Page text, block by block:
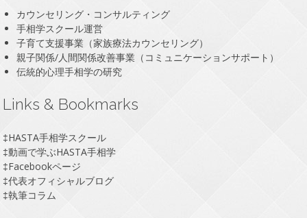
カウンセリング・コンサルティング
手相学スクール運営
子育て支援事業（家族療法カウンセリング）
親子関係/人間関係改善事業（コミュニケーションサポート）
伝統的心理手相学の研究
Links & Bookmarks
‡HASTA手相学スクール
‡動画で学ぶHASTA手相学
‡Facebookページ
‡代表オフィシャルブログ
‡執筆コラム